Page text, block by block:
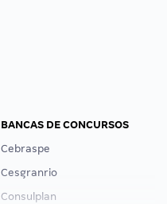
BANCAS DE CONCURSOS
Cebraspe
Cesgranrio
Consulplan